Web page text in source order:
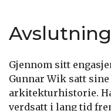
Avslutning
Gjennom sitt
Gunnar Wik satt
arkitekturhistorie.
verdsatt i lang tid